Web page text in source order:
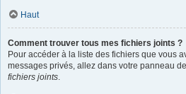
Haut
Comment trouver tous mes fichiers joints ?
Pour accéder à la liste des fichiers que vous
messages privés, allez dans votre panneau
fichiers joints.